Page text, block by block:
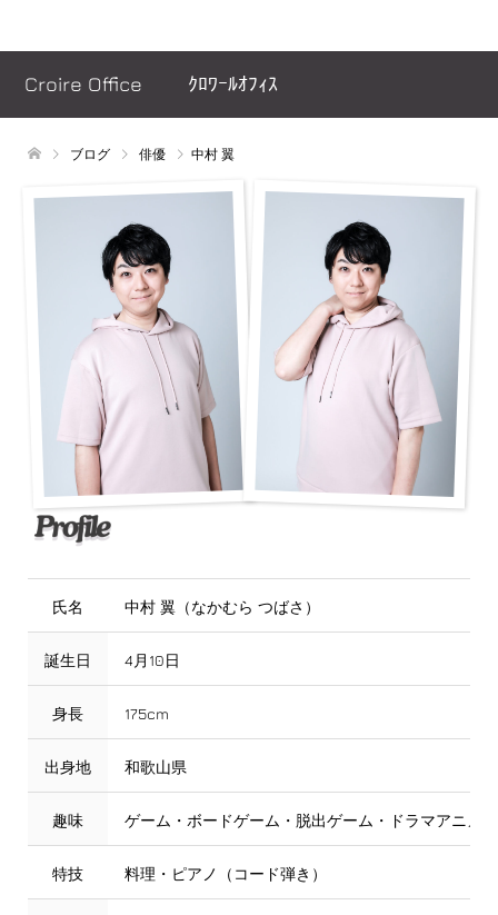
Croire Office ｸﾛﾜｰﾙｵﾌｨｽ
ブログ 俳優 中村 翼
氏名 中村 翼（なかむら つばさ）
誕生日 4月10日
身長 175cm
出身地 和歌山県
趣味 ゲーム・ボードゲーム・脱出ゲーム・ドラマアニメ
特技 料理・ピアノ（コード弾き）